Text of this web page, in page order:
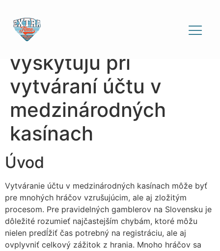
Čo sú najčastejšie
chyby, ktoré sa
vyskytujú pri
vytváraní účtu v
medzinárodných
kasínach
Úvod
Vytváranie účtu v medzinárodných kasínach môže byť
pre mnohých hráčov vzrušujúcim, ale aj zložitým
procesom. Pre pravidelných gamblerov na Slovensku je
dôležité rozumieť najčastejším chybám, ktoré môžu
nielen predĺžiť čas potrebný na registráciu, ale aj
ovplyvniť celkový zážitok z hrania. Mnoho hráčov sa